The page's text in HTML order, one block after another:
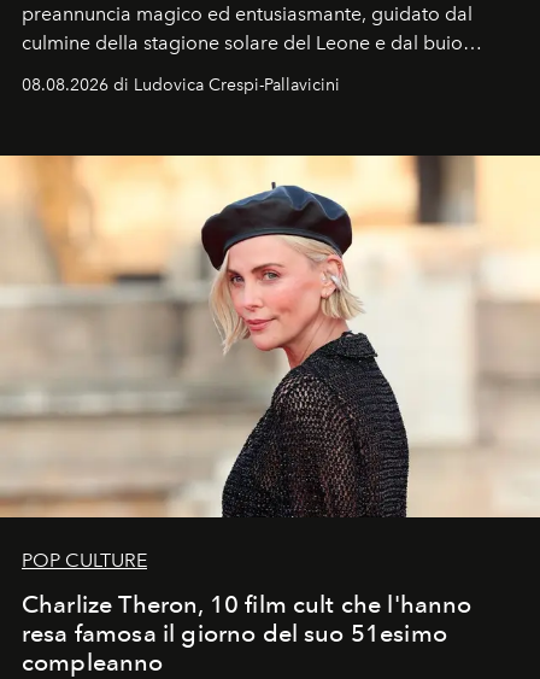
preannuncia magico ed entusiasmante, guidato dal
culmine della stagione solare del Leone e dal buio
favorevole della Luna nuova in Leone del 12 agosto,
ideale per la notte delle Perseidi.
08.08.2026 di Ludovica Crespi-Pallavicini
POP CULTURE
Charlize Theron, 10 film cult che l'hanno
resa famosa il giorno del suo 51esimo
compleanno